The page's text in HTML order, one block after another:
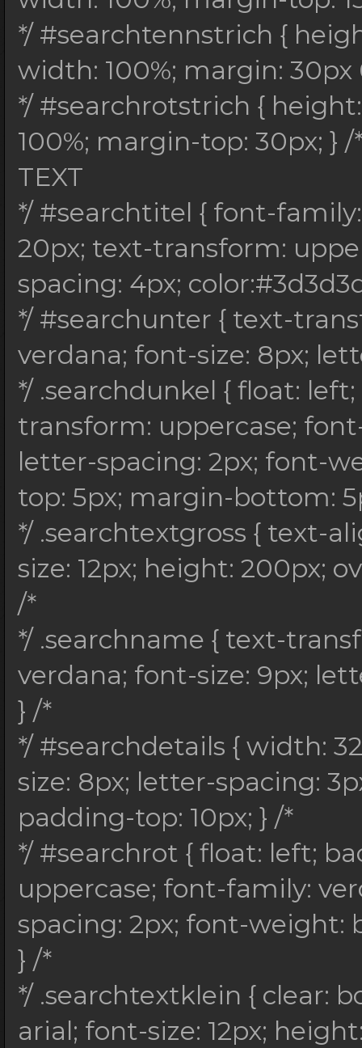
*/ #searchtennstrich {
width: 100%; margin: 30px
*/ #searchrotstrich {
100%; margin-top: 30px; } /
TEXT
*/ #searchtitel { font-
20px; text-transform:
spacing: 4px;
*/ #searchunter { text-
verdana; font-size: 8px;
*/ .searchdunkel { float:
transform: uppercase;
letter-spacing: 2px; font-
top: 5px; margin-bottom:
*/ .searchtextgross { text-
size: 12px; height: 200px;
/*
*/ .searchname { text-
verdana; font-size: 9px;
} /*
*/ #searchdetails { width:
size: 8px; letter-spacing:
padding-top: 10px; } /*
*/ #searchrot { float: left;
uppercase; font-family:
spacing: 2px; font-weight:
} /*
*/ .searchtextklein { clear:
arial; font-size: 12px;